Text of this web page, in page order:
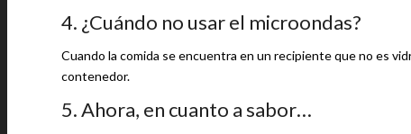
4. ¿Cuándo no usar el microondas?
Cuando la comida se encuentra en un recipiente que no es
contenedor.
5. Ahora, en cuanto a sabor…